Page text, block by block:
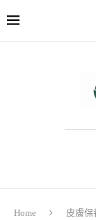
Home 皮膚保